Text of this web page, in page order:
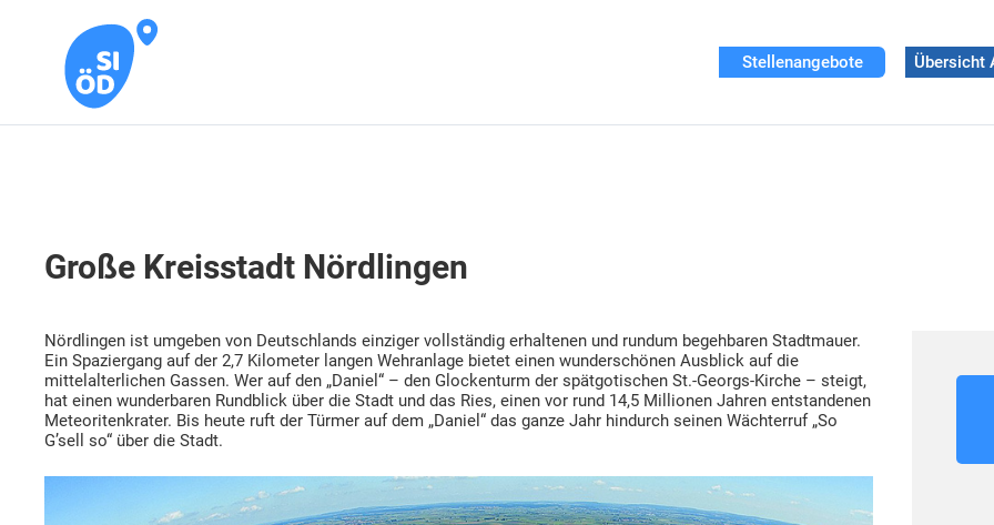
Stellenangebote Übersicht
Große Kreisstadt Nördlingen
Nördlingen ist umgeben von Deutschlands einziger vollständig erhaltenen und rundum begehbaren Stadtmauer.
Ein Spaziergang auf der 2,7 Kilometer langen Wehranlage bietet einen wunderschönen Ausblick auf die
mittelalterlichen Gassen. Wer auf den „Daniel“ – den Glockenturm der spätgotischen St.-Georgs-Kirche – steigt,
hat einen wunderbaren Rundblick über die Stadt und das Ries, einen vor rund 14,5 Millionen Jahren entstandenen
Meteoritenkrater. Bis heute ruft der Türmer auf dem „Daniel“ das ganze Jahr hindurch seinen Wächterruf „So
G’sell so“ über die Stadt.